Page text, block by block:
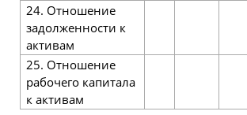
24. Отношение
задолженности к
активам
25. Отношение
рабочего капитала
к активам